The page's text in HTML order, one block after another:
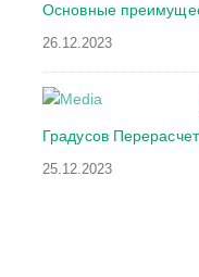
Основные
26.12.2023
Градусов
25.12.2023